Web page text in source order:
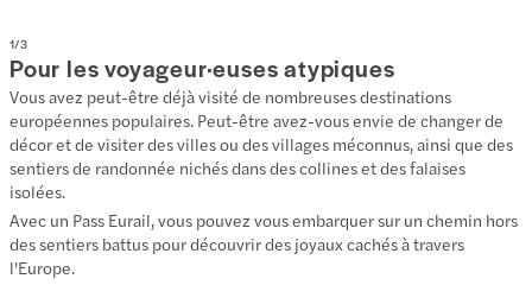
1/3
Pour les voyageur·euses atypiques
Vous avez peut-être déjà visité de nombreuses destinations
européennes populaires. Peut-être avez-vous envie de changer de
décor et de visiter des villes ou des villages méconnus, ainsi que des
sentiers de randonnée nichés dans des collines et des falaises
isolées.
Avec un Pass Eurail, vous pouvez vous embarquer sur un chemin hors
des sentiers battus pour découvrir des joyaux cachés à travers
l'Europe.